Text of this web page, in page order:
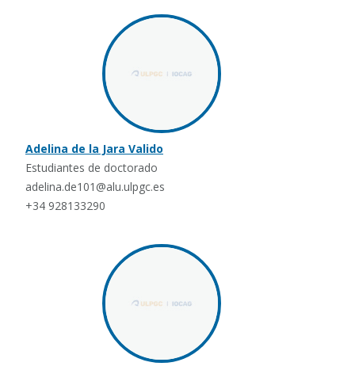
Adelina de la Jara Valido
Estudiantes de doctorado
adelina.de101@alu.ulpgc.es
+34 928133290